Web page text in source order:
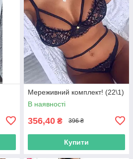
Мереживний комплект! (22\1)
В наявності
356,40 ₴ 396 ₴
Купити